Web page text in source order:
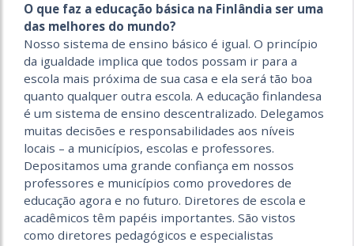
O que faz a educação básica na Finlândia ser uma
das melhores do mundo?
Nosso sistema de ensino básico é igual. O princípio
da igualdade implica que todos possam ir para a
escola mais próxima de sua casa e ela será tão boa
quanto qualquer outra escola. A educação finlandesa
é um sistema de ensino descentralizado. Delegamos
muitas decisões e responsabilidades aos níveis
locais – a municípios, escolas e professores.
Depositamos uma grande confiança em nossos
professores e municípios como provedores de
educação agora e no futuro. Diretores de escola e
acadêmicos têm papéis importantes. São vistos
como diretores pedagógicos e especialistas